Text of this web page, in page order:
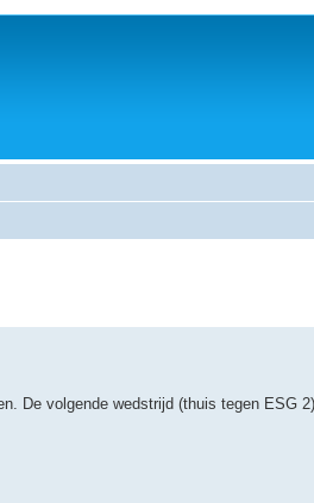
De volgende wedstrijd (thuis tegen ESG